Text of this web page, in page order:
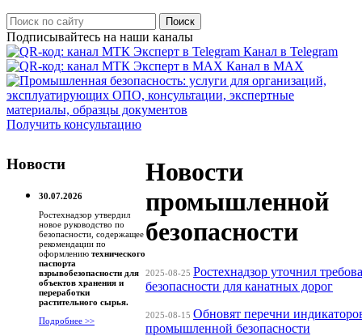
Поиск
Подписывайтесь на наши каналы
Канал в Telegram
Канал в MAX
Получить консультацию
Новости
30.07.2026
Ростехнадзор утвердил
новое руководство по
безопасности, содержащее
рекомендации по
оформлению технического
паспорта
взрывобезопасности для
объектов хранения и
переработки
растительного сырья.
Подробнее >>
Новости
промышленной
безопасности
2025-08-25 Ростехнадзор уточнил
безопасности для канатных дорог
2025-08-15 Обновят перечни
промышленной безопасности